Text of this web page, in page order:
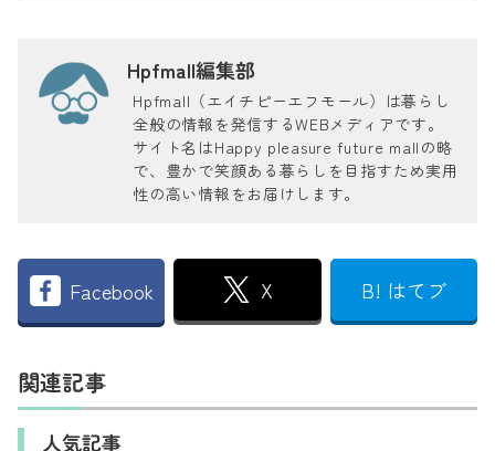
Hpfmall編集部
Hpfmall（エイチピーエフモール）は暮らし
全般の情報を発信するWEBメディアです。
サイト名はHappy pleasure future mallの略
で、豊かで笑顔ある暮らしを目指すため実用
性の高い情報をお届けします。
Facebook X B! はてブ
関連記事
人気記事